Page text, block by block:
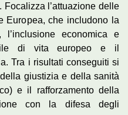
Focalizza l’attuazione delle
Europea, che includono la
economica e
di vita europeo e il
Tra i risultati conseguiti si
giustizia e della sanità
e il rafforzamento della
con la difesa degli